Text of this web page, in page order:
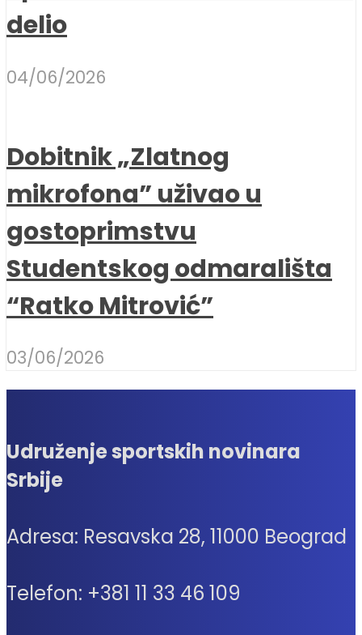
delio
04/06/2026
Dobitnik „Zlatnog
mikrofona” uživao u
gostoprimstvu
Studentskog odmarališta
“Ratko Mitrović”
03/06/2026
Udruženje sportskih novinara
Srbije
Adresa: Resavska 28, 11000 Beograd
Telefon: +381 11 33 46 109